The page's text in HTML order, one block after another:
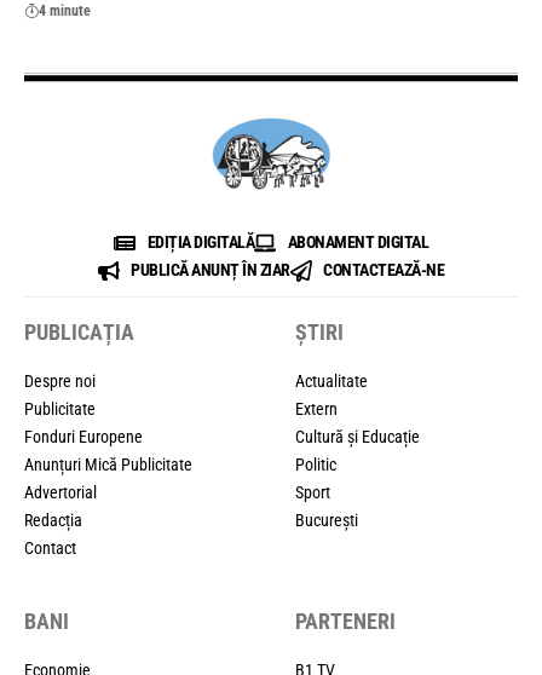
4 minute
EDIȚIA DIGITALĂ
ABONAMENT DIGITAL
PUBLICĂ ANUNȚ ÎN ZIAR
CONTACTEAZĂ-NE
PUBLICAȚIA
Despre noi
Publicitate
Fonduri Europene
Anunțuri Mică Publicitate
Advertorial
Redacția
Contact
ȘTIRI
Actualitate
Extern
Cultură și Educație
Politic
Sport
București
BANI
Economie
PARTENERI
B1 TV